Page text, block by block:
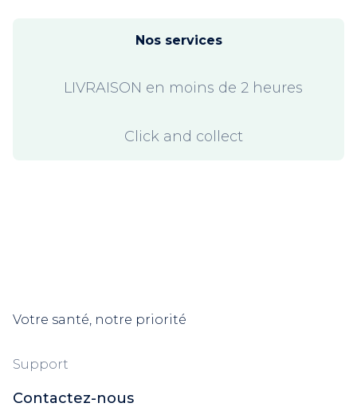
Nos services
LIVRAISON en moins de 2 heures
Click and collect
Votre santé, notre priorité
Support
Contactez-nous